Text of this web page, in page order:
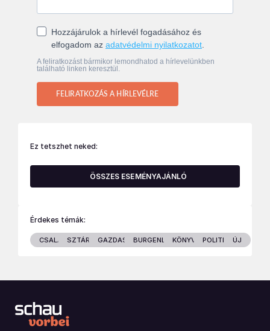
Hozzájárulok a hírlevél fogadásához és
elfogadom az adatvédelmi nyilatkozatot.
A feliratkozást bármikor lemondhatod a hírlevelünkben
található linken keresztül.
FELIRATKOZÁS A HÍRLEVÉLRE
Ez tetszhet neked:
ÖSSZES ESEMÉNYAJÁNLÓ
Érdekes témák:
CSALÁD SZTÁROKGAZDASÁGBURGENLANDKÖNYVEKPOLITIKAÚJ